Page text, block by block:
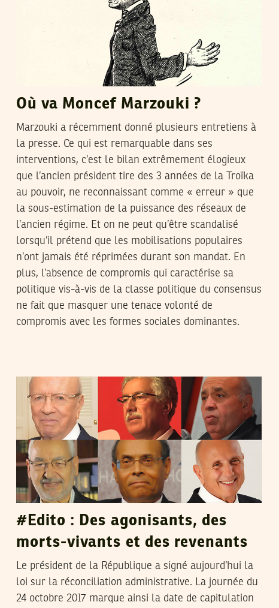
Où va Moncef Marzouki ?
Marzouki a récemment donné plusieurs entretiens à
la presse. Ce qui est remarquable dans ses
interventions, c’est le bilan extrêmement élogieux
que l’ancien président tire des 3 années de la Troïka
au pouvoir, ne reconnaissant comme « erreur » que
la sous-estimation de la puissance des réseaux de
l’ancien régime. Et on ne peut qu’être scandalisé
lorsqu’il prétend que les mobilisations populaires
n’ont jamais été réprimées durant son mandat. En
plus, l’absence de compromis qui caractérise sa
politique vis-à-vis de la classe politique du consensus
ne fait que masquer une tenace volonté de
compromis avec les formes sociales dominantes.
#Edito : Des agonisants, des
morts-vivants et des revenants
Le président de la République a signé aujourd’hui la
loi sur la réconciliation administrative. La journée du
24 octobre 2017 marque ainsi la date de capitulation